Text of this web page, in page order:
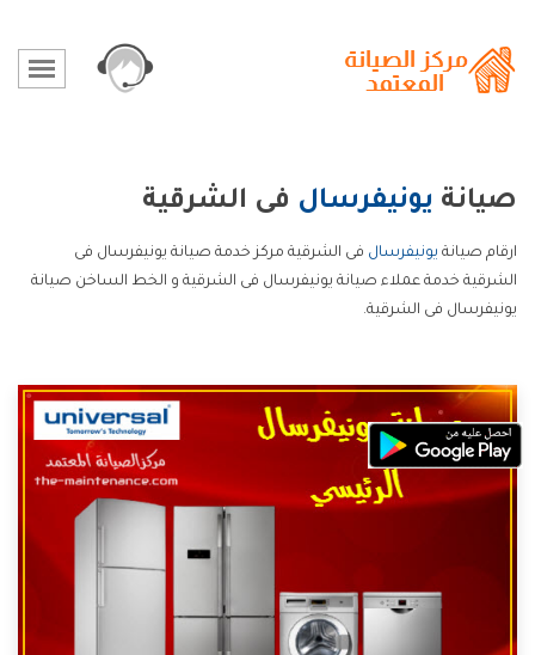
صيانة يونيفرسال فى الشرقية
ارقام صيانة يونيفرسال فى الشرقية مركز خدمة صيانة يونيفرسال فى
الشرقية خدمة عملاء صيانة يونيفرسال فى الشرقية و الخط الساخن صيانة
يونيفرسال فى الشرقية.